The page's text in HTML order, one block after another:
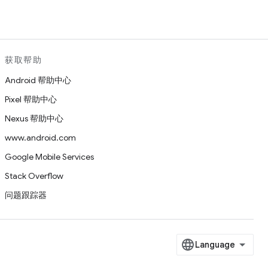
获取帮助
Android 帮助中心
Pixel 帮助中心
Nexus 帮助中心
www.android.com
Google Mobile Services
Stack Overflow
问题跟踪器